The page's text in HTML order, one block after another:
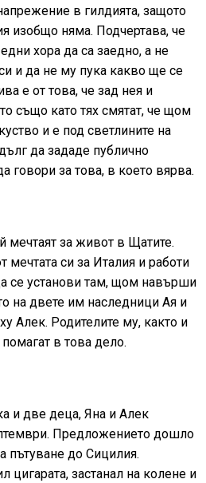
в гилдията, защото
изобщо няма. Подчертава, че
хора да са заедно, а не
и да не му пука какво ще се
е от това, че зад нея и
също като тях смятат, че щом
и е под светлините на
да зададе публично
говори за това, в което вярва.
мечтаят за живот в Щатите.
мечтата си за Италия и работи
се установи там, щом навърши
на двете им наследници Ая и
Алек. Родителите му, както и
в това дело.
и две деца, Яна и Алек
Предложението дошло
пътуване до Сицилия.
застанал на колене и